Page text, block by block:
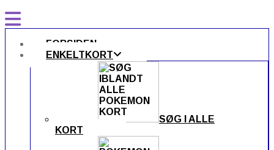
FORSIDEN
ENKELTKORT
SØG I ALLE
KORT